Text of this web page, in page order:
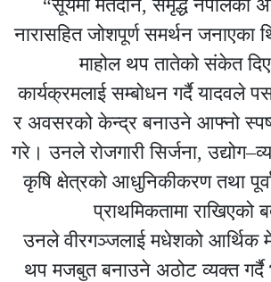
“सूर्यमा मतदान, समृद्ध नेपालको
नारासहित जोशपूर्ण समर्थन जनाएका
माहोल थप तातेको संकेत
कार्यक्रमलाई सम्बोधन गर्दै यादवले
र अवसरको केन्द्र बनाउने आफ्नो
गरे। उनले रोजगारी सिर्जना,
कृषि क्षेत्रको आधुनिकीकरण तथा
प्राथमिकतामा राखिएको
उनले वीरगञ्जलाई मधेशको आर्थिक
थप मजबुत बनाउने अठोट व्यक्त